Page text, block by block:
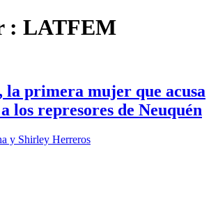
: LATFEM
la primera mujer que acusa
los represores de Neuquén
y Shirley Herreros